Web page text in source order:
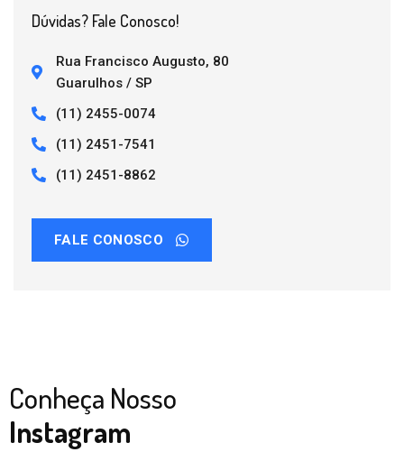
Dúvidas? Fale Conosco!
Rua Francisco Augusto, 80
Guarulhos / SP
(11) 2455-0074
(11) 2451-7541
(11) 2451-8862
FALE CONOSCO
Conheça Nosso
Instagram